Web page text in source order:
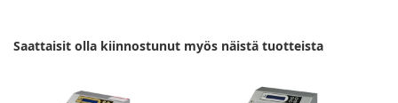
Saattaisit olla kiinnostunut myös näistä tuotteista